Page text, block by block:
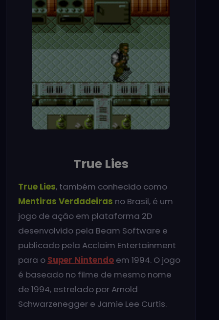
True Lies
True Lies, também conhecido como
Mentiras Verdadeiras no Brasil, é um
jogo de ação em plataforma 2D
desenvolvido pela Beam Software e
publicado pela Acclaim Entertainment
para o Super Nintendo em 1994. O jogo
é baseado no filme de mesmo nome
de 1994, estrelado por Arnold
Schwarzenegger e Jamie Lee Curtis.